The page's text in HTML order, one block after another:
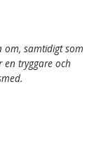
om, samtidigt som
en tryggare och